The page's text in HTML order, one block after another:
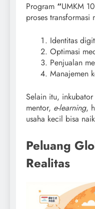
Program “UMKM
proses transformasi
Identitas
Optimasi
Penjualan
Manajemen
Selain itu,
mentor, e-learning,
usaha kecil bisa
Peluang
Realitas